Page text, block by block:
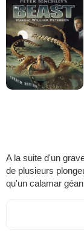
A la suite d'un
de plusieurs
qu'un calamar